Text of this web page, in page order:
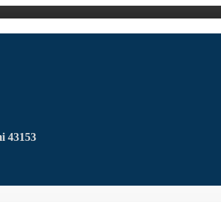
43153